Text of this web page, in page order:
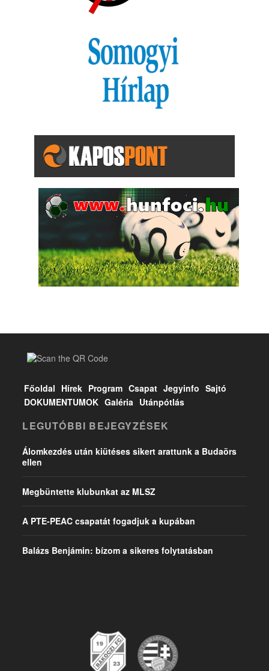
Főoldal Hírek Program Csapat Jegyinfo Sajtó
DOKUMENTUMOK Galéria Utánpótlás
LEGUTÓBBI BEJEGYZÉSEK
Álomkezdés után kiütéses sikert arattunk a Budaörs
ellen
Megbüntette klubunkat az MLSZ
A PTE-PEAC csapatát fogadjuk a kupában
Balázs Benjámin: bízom a sikeres folytatásban